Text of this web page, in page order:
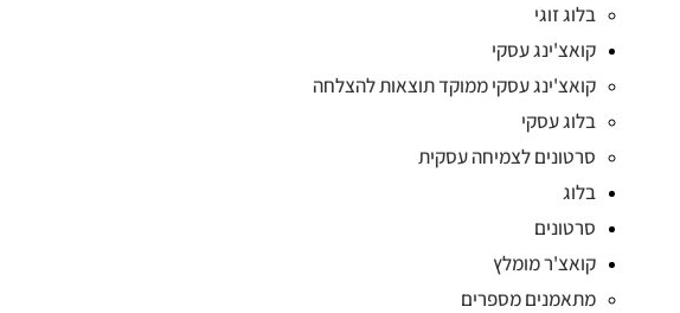
בלוג זוגי
קואצ'ינג עסקי
קואצ'ינג עסקי ממוקד תוצאות להצלחה
בלוג עסקי
סרטונים לצמיחה עסקית
בלוג
סרטונים
קואצ'ר מומלץ
מתאמנים מספרים